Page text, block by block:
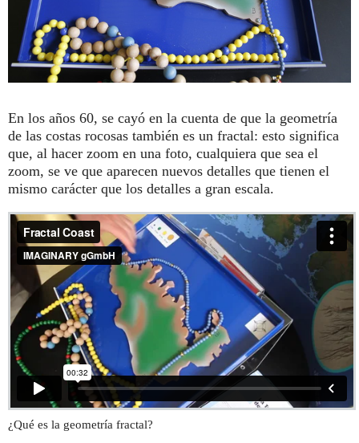
En los años 60, se cayó en la cuenta de que la geometría
de las costas rocosas también es un fractal: esto significa
que, al hacer zoom en una foto, cualquiera que sea el
zoom, se ve que aparecen nuevos detalles que tienen el
mismo carácter que los detalles a gran escala.
¿Qué es la geometría fractal?